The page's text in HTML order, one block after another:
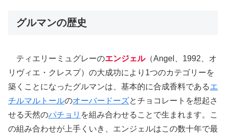
グルマンの歴史
ティエリーミュグレーのエンジェル（Angel、1992、オ
リヴィエ・クレスプ）の大成功により1つのカテゴリーを
築くことになったグルマンは、基本的に合成香料であるエ
チルマルトールのオーバードーズとチョコレートを想起さ
せる天然のパチョリ を組み合わせることで生まれます。こ
の組み合わせが上手くいき、エンジェルはこの数十年で最